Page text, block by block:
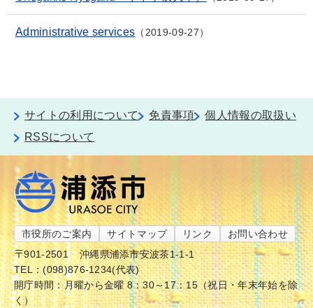
Administrative services 2019-09-27
サイトの利用について 免責事項
個人情報の取扱い
RSSについて
市役所のご案内 サイトマップ リンク
お問い合わせ
〒901-2501
沖縄県浦添市安波茶1-1-1
TEL：(098)876-1234(代表)
開庁時間：月曜から金曜 8：30～17：15（祝日・年末年始を除
く）